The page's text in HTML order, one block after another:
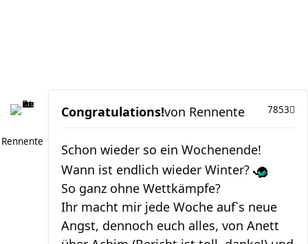
Rennente
Congratulations! 7853
von Rennente
Schon wieder so ein Wochenende!
Wann ist endlich wieder Winter?
So ganz ohne Wettkämpfe?
Ihr macht mir jede Woche auf`s neue
Angst, dennoch euch alles, von Anett